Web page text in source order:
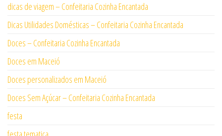
dicas de viagem – Confeitaria Cozinha Encantada
Dicas Utilidades Domésticas – Confeitaria Cozinha Encantada
Doces – Confeitaria Cozinha Encantada
Doces em Maceió
Doces personalizados em Maceió
Doces Sem Açúcar – Confeitaria Cozinha Encantada
festa